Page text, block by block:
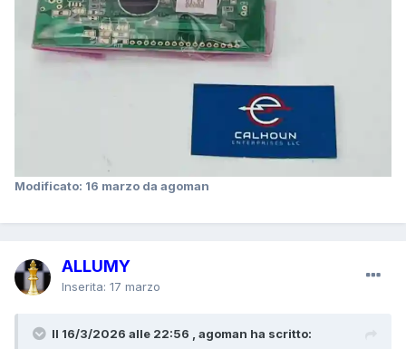
Modificato: 16 marzo da agoman
ALLUMY
Inserita: 17 marzo
Il 16/3/2026 alle 22:56 , agoman ha scritto: